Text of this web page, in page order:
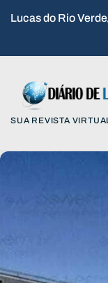
Lucas do Rio
SUA REVISTA